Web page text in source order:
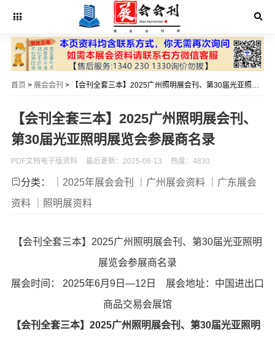
首页 > 展会会刊 > 【会刊全套三本】2025广州照明展会刊、第30届光亚照明展览会参展商名录
【会刊全套三本】2025广州照明展会刊、
第30届光亚照明展览会参展商名录
PDF文档电子版资料 最后更新：2025-06-13 热度：4830
分类： ｜2025年展会会刊 ｜广州展会资料
｜广东展会
资料
｜照明展资料
【会刊全套三本】2025广州照明展会刊、第30届光亚照明
展览会参展商名录
展会时间： 2025年6月9日—12日 展会地址：中国进出口
商品交易会展馆
【会刊全套三本】2025广州照明展会刊、第30届光亚照明